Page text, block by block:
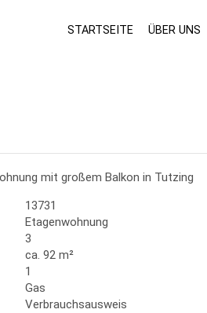
STARTSEITE ÜBER UNS
mit großem Balkon in Tutzing
13731
Etagenwohnung
3
ca. 92 m²
1
Gas
Verbrauchsausweis